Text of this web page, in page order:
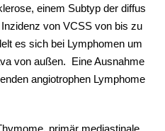
einem Subtyp der diffus
von VCSS von bis zu
es sich bei Lymphomen um
von außen. Eine Ausnahme
angiotrophen Lymphome
primär mediastinale